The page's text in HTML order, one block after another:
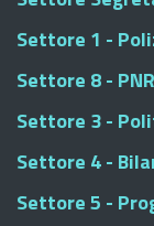
Settore 1 -
Settore 8 -
Settore 3 -
Settore 4 -
Settore 5 -